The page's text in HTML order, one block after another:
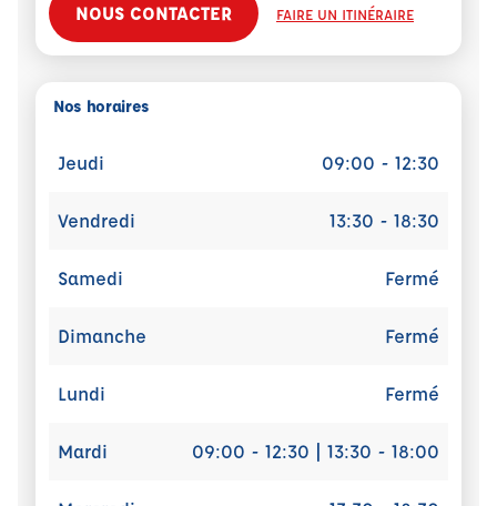
NOUS CONTACTER FAIRE UN ITINÉRAIRE
Nos horaires
Jeudi 09:00 - 12:30
Vendredi 13:30 - 18:30
Samedi Fermé
Dimanche Fermé
Lundi Fermé
Mardi 09:00 - 12:30 | 13:30 - 18:00